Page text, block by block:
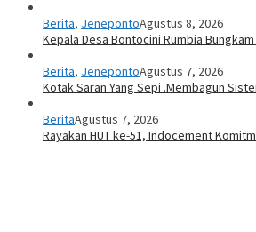
Berita, JenepontoAgustus 8, 2026
Kepala Desa Bontocini Rumbia
Berita, JenepontoAgustus 7, 2026
Kotak Saran Yang Sepi .Membagun
BeritaAgustus 7, 2026
Rayakan HUT ke-51, Indocement